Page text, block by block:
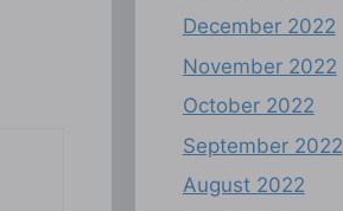
December 2022
November 2022
October 2022
September 2022
August 2022